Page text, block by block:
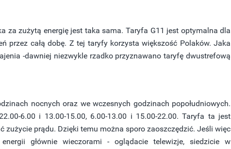
za zużytą energię jest taka sama. Taryfa G11 jest optymalna dla
przez całą dobę. Z tej taryfy korzysta większość Polaków. Jaka
-dawniej niezwykle rzadko przyznawano taryfę dwustrefową
nocnych oraz we wczesnych godzinach popołudniowych.
6.00 i 13.00-15.00, 6.00-13.00 i 15.00-22.00. Taryfa ta jest
zużycie prądu. Dzięki temu można sporo zaoszczędzić. Jeśli więc
głównie wieczorami - oglądacie telewizje, siedzicie w